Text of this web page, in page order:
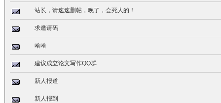
站长，请速速删帖，晚了，会死人的！
求邀请码
哈哈
建议成立论文写作QQ群
新人报道
新人报到